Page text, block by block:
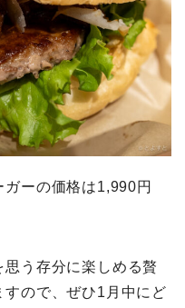
ーの価格は1,990円
う存分に楽しめる贅
ので、ぜひ1月中にど